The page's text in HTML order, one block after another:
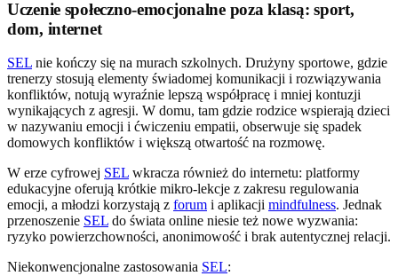
Uczenie społeczno-emocjonalne poza klasą: sport,
dom, internet
SEL nie kończy się na murach szkolnych. Drużyny sportowe, gdzie
trenerzy stosują elementy świadomej komunikacji i rozwiązywania
konfliktów, notują wyraźnie lepszą współpracę i mniej kontuzji
wynikających z agresji. W domu, tam gdzie rodzice wspierają dzieci
w nazywaniu emocji i ćwiczeniu empatii, obserwuje się spadek
domowych konfliktów i większą otwartość na rozmowę.
W erze cyfrowej SEL wkracza również do internetu: platformy
edukacyjne oferują krótkie mikro-lekcje z zakresu regulowania
emocji, a młodzi korzystają z forum i aplikacji mindfulness. Jednak
przenoszenie SEL do świata online niesie też nowe wyzwania:
ryzyko powierzchowności, anonimowość i brak autentycznej relacji.
Niekonwencjonalne zastosowania SEL: